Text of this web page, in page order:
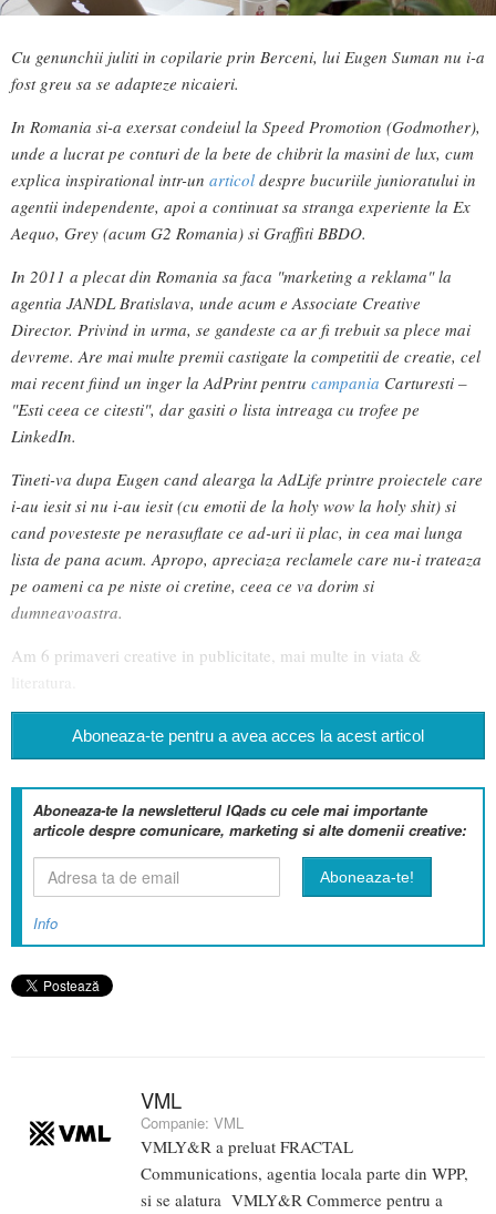
Cu genunchii juliti in copilarie prin Berceni, lui Eugen Suman nu i-a
fost greu sa se adapteze nicaieri.
In Romania si-a exersat condeiul la Speed Promotion (Godmother),
unde a lucrat pe conturi de la bete de chibrit la masini de lux, cum
explica inspirational intr-un articol despre bucuriile junioratului in
agentii independente, apoi a continuat sa stranga experiente la Ex
Aequo, Grey (acum G2 Romania) si Graffiti BBDO.
In 2011 a plecat din Romania sa faca "marketing a reklama" la
agentia JANDL Bratislava, unde acum e Associate Creative
Director. Privind in urma, se gandeste ca ar fi trebuit sa plece mai
devreme. Are mai multe premii castigate la competitii de creatie, cel
mai recent fiind un inger la AdPrint pentru campania Carturesti –
"Esti ceea ce citesti", dar gasiti o lista intreaga cu trofee pe
LinkedIn.
Tineti-va dupa Eugen cand alearga la AdLife printre proiectele care
i-au iesit si nu i-au iesit (cu emotii de la holy wow la holy shit) si
cand povesteste pe nerasuflate ce ad-uri ii plac, in cea mai lunga
lista de pana acum. Apropo, apreciaza reclamele care nu-i trateaza
pe oameni ca pe niste oi cretine, ceea ce va dorim si
dumneavoastra.
Am 6 primaveri creative in publicitate, mai multe in viata &
literatura.
Aboneaza-te pentru a avea acces la acest articol
Aboneaza-te la newsletterul IQads cu cele mai importante
articole despre comunicare, marketing si alte domenii creative:
Info
VML
Companie: VML
VMLY&R a preluat FRACTAL
Communications, agentia locala parte din WPP,
si se alatura VMLY&R Commerce pentru a